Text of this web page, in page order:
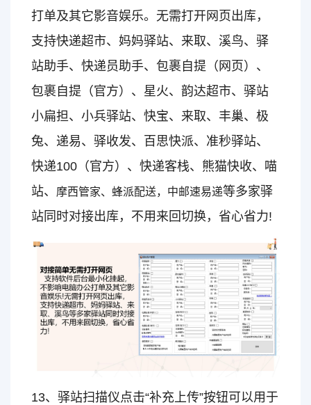
打单及其它影音娱乐。无需打开网页出库，
支持快递超市、妈妈驿站、来取、溪鸟、驿
站助手、快递员助手、包裹自提（网页）、
包裹自提（官方）、星火、韵达超市、驿站
小扁担、小兵驿站、快宝、来取、丰巢、极
兔、递易、驿收发、百思快派、准秒驿站、
快递100（官方）、快递客栈、熊猫快收、喵
站、
摩西管家、蜂派配送，中邮速易递等多家驿
站同时对接出库，不用来回切换，省心省力!
13、驿站扫描仪点击“补充上传”按钮可以用于